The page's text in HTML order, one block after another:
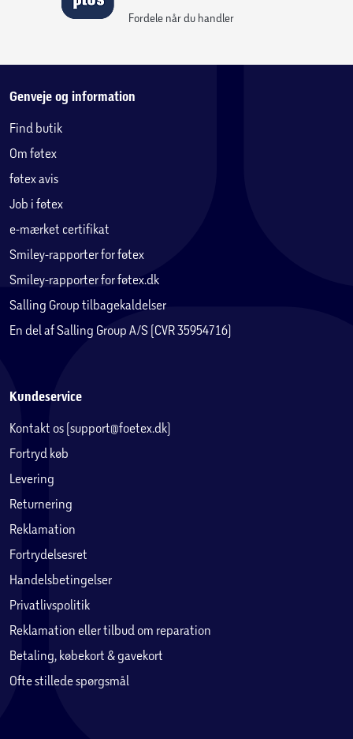
Fordele når du handler
Genveje og information
Find butik
Om føtex
føtex avis
Job i føtex
e-mærket certifikat
Smiley-rapporter for føtex
Smiley-rapporter for føtex.dk
Salling Group tilbagekaldelser
En del af Salling Group A/S (CVR 35954716)
Kundeservice
Kontakt os (support@foetex.dk)
Fortryd køb
Levering
Returnering
Reklamation
Fortrydelsesret
Handelsbetingelser
Privatlivspolitik
Reklamation eller tilbud om reparation
Betaling, købekort & gavekort
Ofte stillede spørgsmål